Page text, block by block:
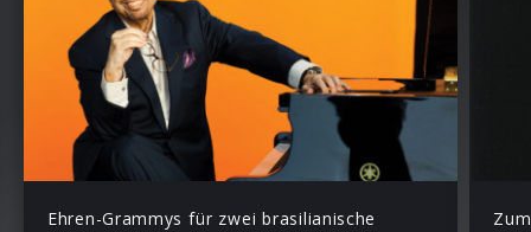
Ehren-Grammys für zwei brasilianische